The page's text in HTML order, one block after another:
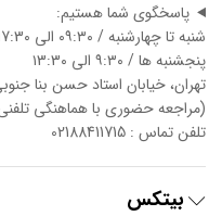
پاسخگوی شما هستیم:
شنبه تا چهارشنبه / ۰۹:۳۰ الی ۱7:3۰
پنجشنبه ها / ۹:۳۰ الی ۱3:3۰
تهران، خیابان استاد حسن بنا
(مراجعه حضوری با هماهنگی
تلفن تماس : 02188411715
بیتکس